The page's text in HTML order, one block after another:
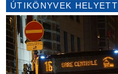
ÚTIKÖNYVEK HELYETT